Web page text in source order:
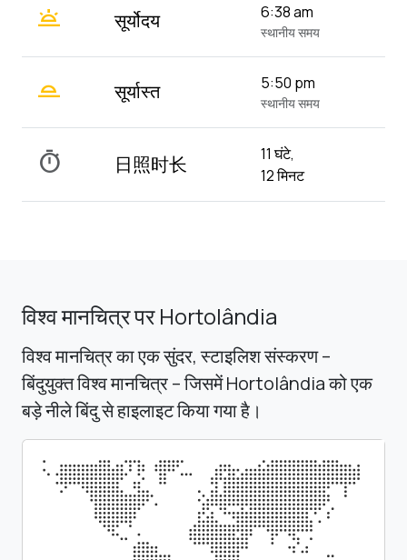
wb_twilight सूर्योदय 6:38 am
स्थानीय समय
wb_twilight_2 सूर्यास्त 5:50 pm
स्थानीय समय
timer 日照时长
11 घंटे,
12 मिनट
विश्व मानचित्र पर Hortolândia
विश्व मानचित्र का एक सुंदर, स्टाइलिश संस्करण –
बिंदुयुक्त विश्व मानचित्र – जिसमें Hortolândia को एक
बड़े नीले बिंदु से हाइलाइट किया गया है।